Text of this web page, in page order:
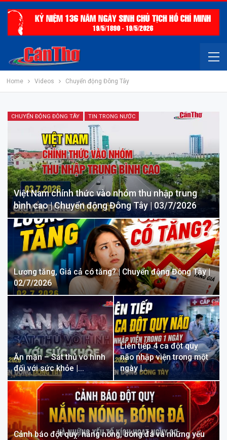
Home Videos Chuyển động Đông Tây
CHUYỂN ĐỘNG ĐÔNG TÂY TIN TRONG NƯỚC
Việt Nam chính thức vào nhóm thu nhập trung
bình cao | Chuyển động Đông Tây | 03/7/2026
Lương tăng, Giá cả có tăng? | Chuyển động Đông Tây |
02/7/2026
Ăn mặn – Sát thủ vô hình
đối với sức khỏe |…
Liên tiếp 4 ca đột quỵ
não nhập viện trong một
ngày |…
Cảnh báo đột quỵ: nắng nóng, bóng đá và những yếu